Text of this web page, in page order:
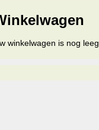
winkelwagen is nog leeg.